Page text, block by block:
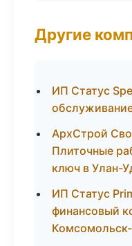
Другие
ИП Статус
АрхСтрой
Плиточные
ключ в Улан-
ИП Статус
финансовый